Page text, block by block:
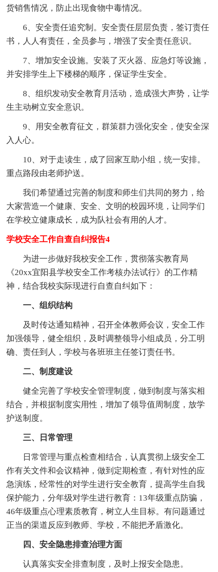
货销售情况，防止出现食物中毒情况。
6、安全责任追究制。安全责任层层负责，签订责任
书，人人有责任，全员参与，增强了安全责任意识。
7、增加安全设施。安装了灭火器、应急灯等设施，
并安排学生上下楼梯的顺序，保证学生安全。
8、组织发动安全教育月活动，造成强大声势，让学
生主动树立安全意识。
9、用安全教育征文，群策群力强化安全，使安全深
入人心。
10、对于走读生，成了回家互助小组，统一安排。
重点路段由老师护送。
我们希望通过完善的制度和师生们共同的努力，给
大家营造一个健康、安全、文明的校园环境，让同学们
在学校立健康成长，成为队社会有用的人才。
学校安全工作自查自纠报告4
为进一步做好我校安全工作，贯彻落实教育局
《20xx宜阳县学校安全工作考核办法试行》的工作精
神，结合我校实际现进行自查自纠如下：
一、组织结构
及时传达通知精神，召开全体教师会议，安全工作
加强领导，健全组织，及时调整领导小组成员，分工明
确、责任到人，学校与各班班主任签订责任书。
二、制度建设
健全完善了学校安全管理制度，做到制度与落实相
结合，并根据制度实用性，增加了领导值周制度，放学
护送制度。
三、日常管理
日常管理与重点检查相结合，认真贯彻上级安全工
作有关文件和会议精神，做到定期检查，有针对性的应
急演练，经常性的对学生进行安全教育，提高学生自我
保护能力，分年级对学生进行教育：13年级重点防骗，
46年级重点心理素质教育，树立人生目标。有问题通过
正当的渠道反应到教师、学校，不能把矛盾激化。
四、安全隐患排查治理方面
认真落实安全排查制度，及时上报安全隐患。